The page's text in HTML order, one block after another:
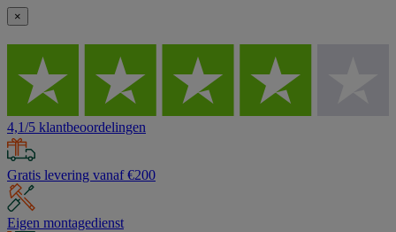
×
4,1/5 klantbeoordelingen
Gratis levering vanaf €200
Eigen montagedienst